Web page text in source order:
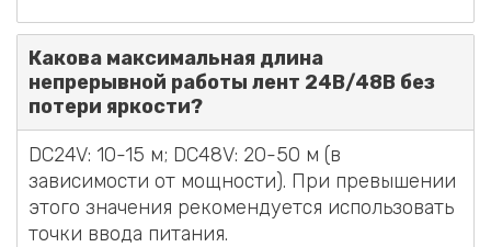
Какова максимальная длина
непрерывной работы лент 24В/48В без
потери яркости?
DC24V: 10-15 м; DC48V: 20-50 м (в
зависимости от мощности). При превышении
этого значения рекомендуется использовать
точки ввода питания.